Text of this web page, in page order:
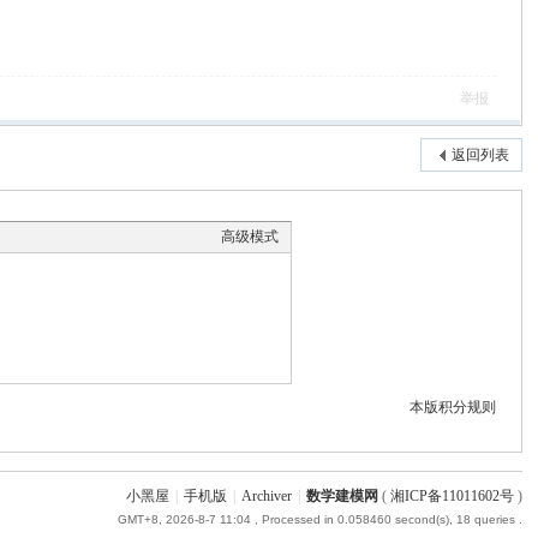
举报
返回列表
高级模式
本版积分规则
小黑屋 手机版 Archiver 数学建模网 ( 湘ICP备11011602号)
GMT+8, 2026-8-7 11:04, Processed in 0.058460 second(s), 18 queries .